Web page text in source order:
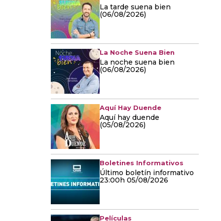
La tarde suena bien
(06/08/2026)
La Noche Suena Bien
La noche suena bien
(06/08/2026)
Aquí Hay Duende
Aquí hay duende
(05/08/2026)
Boletines Informativos
Último boletín informativo
23:00h 05/08/2026
Películas